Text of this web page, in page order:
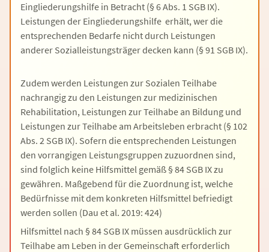
Eingliederungshilfe in Betracht (§ 6 Abs. 1 SGB IX).
Leistungen der Eingliederungshilfe erhält, wer die
entsprechenden Bedarfe nicht durch Leistungen
anderer Sozialleistungsträger decken kann (§ 91 SGB IX).
Zudem werden Leistungen zur Sozialen Teilhabe
nachrangig zu den Leistungen zur medizinischen
Rehabilitation, Leistungen zur Teilhabe an Bildung und
Leistungen zur Teilhabe am Arbeitsleben erbracht (§ 102
Abs. 2 SGB IX). Sofern die entsprechenden Leistungen
den vorrangigen Leistungsgruppen zuzuordnen sind,
sind folglich keine Hilfsmittel gemäß § 84 SGB IX zu
gewähren. Maßgebend für die Zuordnung ist, welche
Bedürfnisse mit dem konkreten Hilfsmittel befriedigt
werden sollen (Dau et al. 2019: 424)
Hilfsmittel nach § 84 SGB IX müssen ausdrücklich zur
Teilhabe am Leben in der Gemeinschaft erforderlich